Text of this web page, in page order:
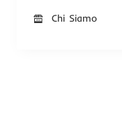
Chi Siamo